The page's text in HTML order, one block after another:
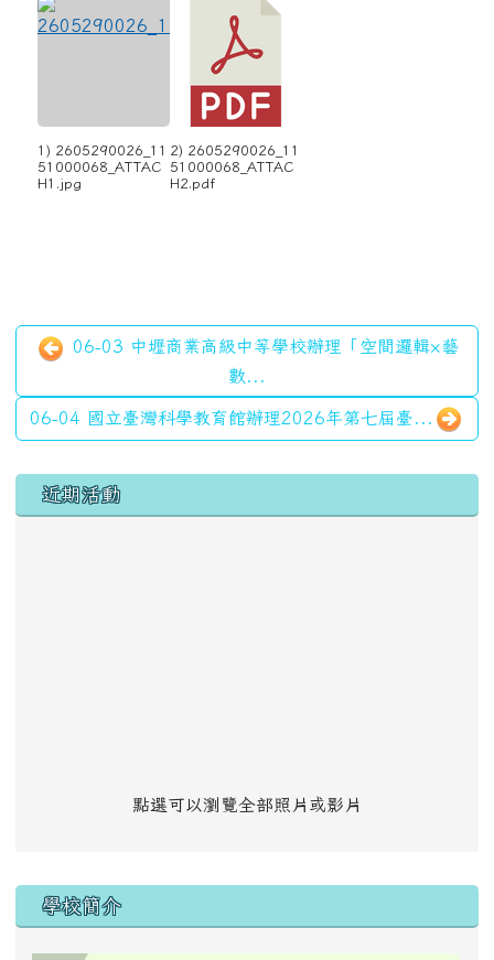
1) 2605290026_11
51000068_ATTAC
H1.jpg
2) 2605290026_11
51000068_ATTAC
H2.pdf
06-03 中壢商業高級中等學校辦理「空間邏輯×藝
數...
06-04 國立臺灣科學教育館辦理2026年第七屆臺...
左邊區域內容
近期活動
點選可以瀏覽全部照片或影片
學校簡介